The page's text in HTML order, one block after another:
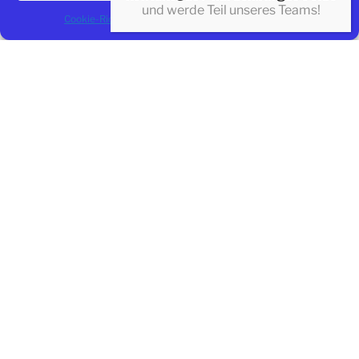
Cookie-Richtlinie
und werde Teil unseres Teams!